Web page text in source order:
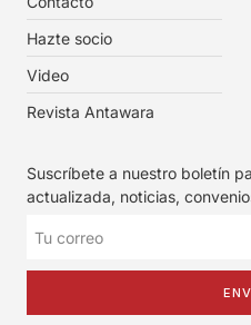
Hazte socio
Video
Revista Antawara
Suscríbete a nuestro boletín
actualizada, noticias,